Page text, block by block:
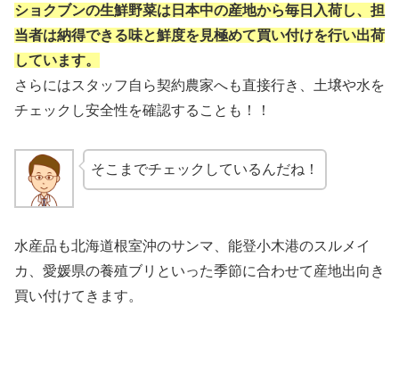
ショクブンの生鮮野菜は日本中の産地から毎日入荷し、担
当者は納得できる味と鮮度を見極めて買い付けを行い出荷
しています。
さらにはスタッフ自ら契約農家へも直接行き、土壌や水を
チェックし安全性を確認することも！！
そこまでチェックしているんだね！
水産品も北海道根室沖のサンマ、能登小木港のスルメイ
カ、愛媛県の養殖ブリといった季節に合わせて産地出向き
買い付けてきます。